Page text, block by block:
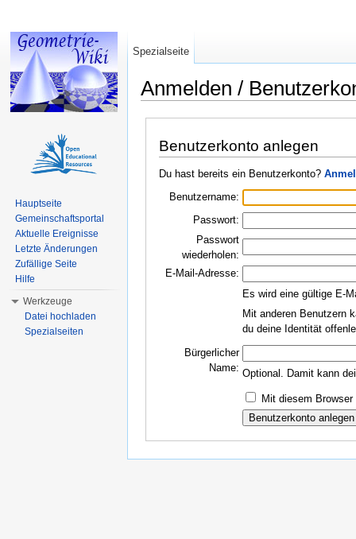
Anmelden /
Benutzerkonto anlegen
Du hast bereits ein Benutzerkonto?
Benutzername:
Passwort:
Passwort
wiederholen:
E-Mail-Adresse:
Es wird eine gültige E-
Mit anderen Benutzern
du deine Identität
Bürgerlicher
Name: Optional. Damit kann
Mit diesem
Spezialseite
Hauptseite
Gemeinschaftsportal
Aktuelle Ereignisse
Letzte Änderungen
Zufällige Seite
Hilfe
Werkzeuge
Datei hochladen
Spezialseiten